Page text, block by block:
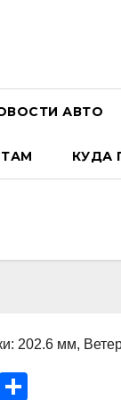
АВТО
КУДА
202.6 мм,
O